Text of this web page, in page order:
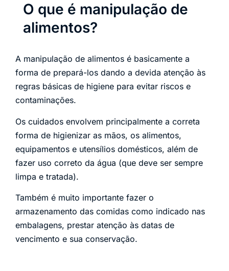
O que é manipulação de
alimentos?
A manipulação de alimentos é basicamente a
forma de prepará-los dando a devida atenção às
regras básicas de higiene para evitar riscos e
contaminações.
Os cuidados envolvem principalmente a correta
forma de higienizar as mãos, os alimentos,
equipamentos e utensílios domésticos, além de
fazer uso correto da água (que deve ser sempre
limpa e tratada).
Também é muito importante fazer o
armazenamento das comidas como indicado nas
embalagens, prestar atenção às datas de
vencimento e sua conservação.